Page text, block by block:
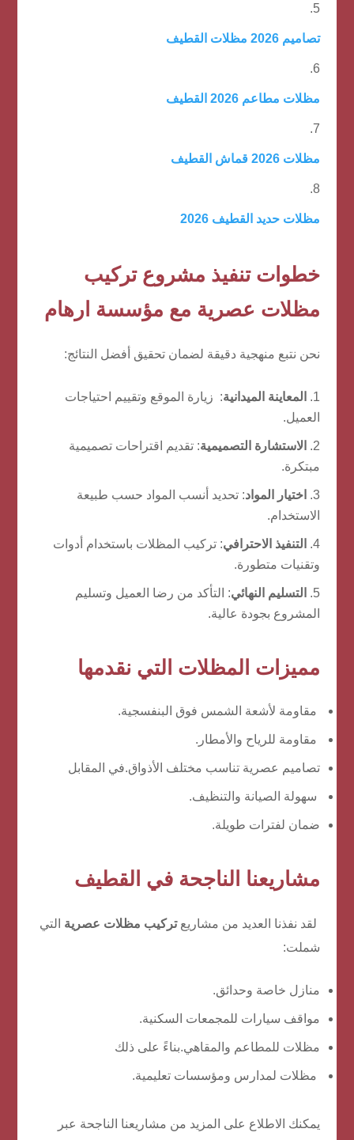
تصاميم 2026 مظلات القطيف
مظلات مطاعم 2026 القطيف
مظلات 2026 قماش القطيف
مظلات حديد القطيف 2026
خطوات تنفيذ مشروع تركيب
مظلات عصرية مع مؤسسة ارهام
نحن نتبع منهجية دقيقة لضمان تحقيق أفضل النتائج:
المعاينة الميدانية: زيارة الموقع وتقييم احتياجات
العميل.
الاستشارة التصميمية: تقديم اقتراحات تصميمية
مبتكرة.
اختيار المواد: تحديد أنسب المواد حسب طبيعة
الاستخدام.
التنفيذ الاحترافي: تركيب المظلات باستخدام أدوات
وتقنيات متطورة.
التسليم النهائي: التأكد من رضا العميل وتسليم
المشروع بجودة عالية.
مميزات المظلات التي نقدمها
مقاومة لأشعة الشمس فوق البنفسجية.
مقاومة للرياح والأمطار.
تصاميم عصرية تناسب مختلف الأذواق.في المقابل
سهولة الصيانة والتنظيف.
ضمان لفترات طويلة.
مشاريعنا الناجحة في القطيف
لقد نفذنا العديد من مشاريعتركيب مظلات عصرية التي
شملت:
منازل خاصة وحدائق.
مواقف سيارات للمجمعات السكنية.
مظلات للمطاعم والمقاهي.بناءً على ذلك
مظلات لمدارس ومؤسسات تعليمية.
يمكنك الاطلاع على المزيد من مشاريعنا الناجحة عبر